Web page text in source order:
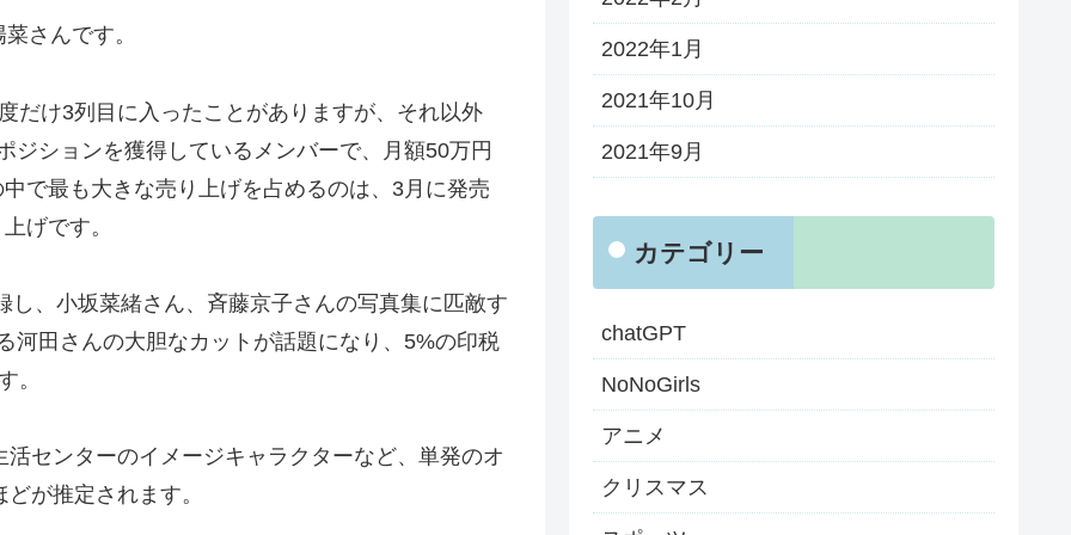
さんです。
だけ3列目に入ったことがありますが、それ以外
ジションを獲得しているメンバーで、月額50万円
で最も大きな売り上げを占めるのは、3月に発売
げです。
、小坂菜緒さん、斉藤京子さんの写真集に匹敵す
河田さんの大胆なカットが話題になり、5%の印税
。
センターのイメージキャラクターなど、単発のオ
が推定されます。
2022年1月
2021年10月
2021年9月
カテゴリー
chatGPT
NoNoGirls
アニメ
クリスマス